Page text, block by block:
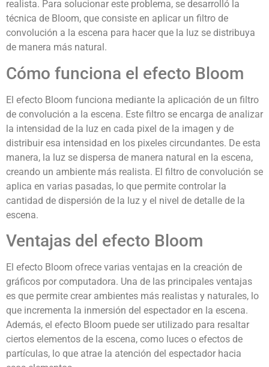
realista. Para solucionar este problema, se desarrolló la
técnica de Bloom, que consiste en aplicar un filtro de
convolución a la escena para hacer que la luz se distribuya
de manera más natural.
Cómo funciona el efecto Bloom
El efecto Bloom funciona mediante la aplicación de un filtro
de convolución a la escena. Este filtro se encarga de analizar
la intensidad de la luz en cada pixel de la imagen y de
distribuir esa intensidad en los pixeles circundantes. De esta
manera, la luz se dispersa de manera natural en la escena,
creando un ambiente más realista. El filtro de convolución se
aplica en varias pasadas, lo que permite controlar la
cantidad de dispersión de la luz y el nivel de detalle de la
escena.
Ventajas del efecto Bloom
El efecto Bloom ofrece varias ventajas en la creación de
gráficos por computadora. Una de las principales ventajas
es que permite crear ambientes más realistas y naturales, lo
que incrementa la inmersión del espectador en la escena.
Además, el efecto Bloom puede ser utilizado para resaltar
ciertos elementos de la escena, como luces o efectos de
partículas, lo que atrae la atención del espectador hacia